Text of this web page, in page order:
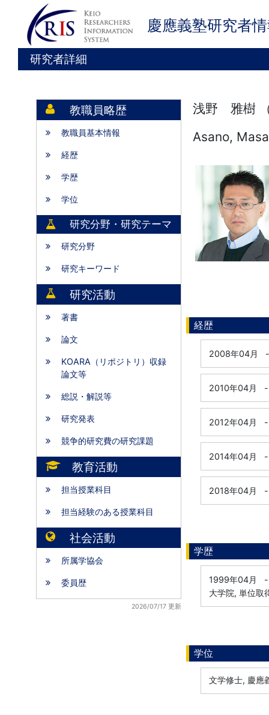
慶應義塾研究者
研究者詳細
教職員略歴
教職員基本情報
経歴
学歴
学位
研究分野・研究テーマ
研究分野
研究キーワード
研究活動
著書
論文
KOARA（リポジトリ）収録
論文等
総説・解説等
研究発表
競争的研究費の研究課題
教育活動
担当授業科目
担当経験のある授業科目
社会活動
所属学協会
委員歴
2026/07/17 更新
浅野 雅樹
Asano,
経歴
2008年04月 -
2010年04月 -
2012年04月 -
2014年04月 -
2018年04月 -
学歴
1999年04月
-
大学院, 単位取
学位
文学修士, 慶應